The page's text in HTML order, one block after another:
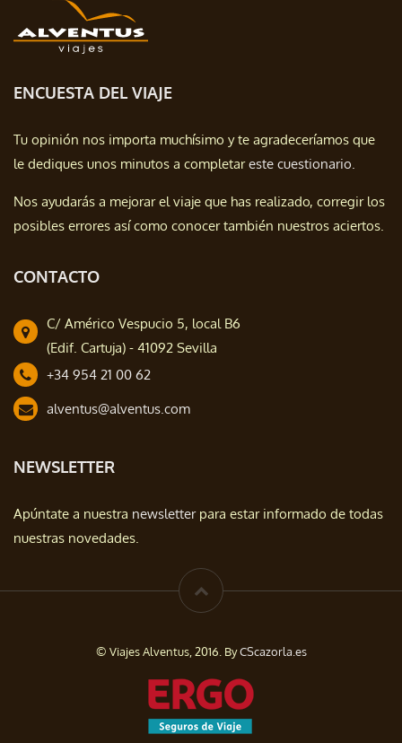
ENCUESTA DEL VIAJE
Tu opinión nos importa muchísimo y te agradeceríamos que
le dediques unos minutos a completareste cuestionario.
Nos ayudarás a mejorar el viaje que has realizado, corregir los
posibles errores así como conocer también nuestros aciertos.
CONTACTO
C/ Américo Vespucio 5, local B6
(Edif. Cartuja) - 41092 Sevilla
+34 954 21 00 62
alventus@alventus.com
NEWSLETTER
Apúntate a nuestra newsletterpara estar informado de todas
nuestras novedades.
© Viajes Alventus, 2016. ByCScazorla.es